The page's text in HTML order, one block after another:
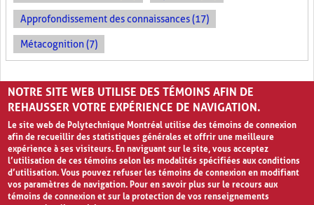
Approfondissement des connaissances (17)
Métacognition (7)
PAGES
« ‹ 1 2 3
NOTRE SITE WEB UTILISE DES TÉMOINS AFIN DE
REHAUSSER VOTRE EXPÉRIENCE DE NAVIGATION.
Le site web de Polytechnique Montréal utilise des témoins de connexion
afin de recueillir des statistiques générales et offrir une meilleure
expérience à ses visiteurs. En naviguant sur le site, vous acceptez
l’utilisation de ces témoins selon les modalités spécifiées aux conditions
d’utilisation. Vous pouvez refuser les témoins de connexion en modifiant
vos paramètres de navigation. Pour en savoir plus sur le recours aux
témoins de connexion et sur la protection de vos renseignements